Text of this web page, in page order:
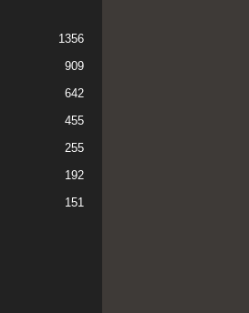
1356
909
642
455
255
192
151